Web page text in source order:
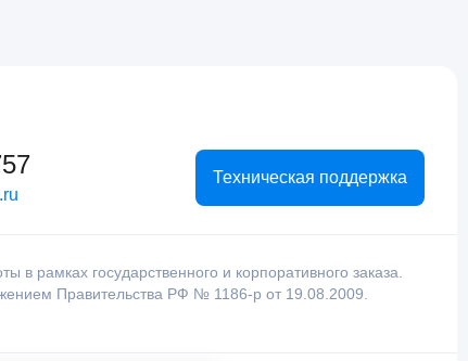
Техническая поддержка
рамках государственного и корпоративного заказа.
Правительства РФ № 1186-р от 19.08.2009.